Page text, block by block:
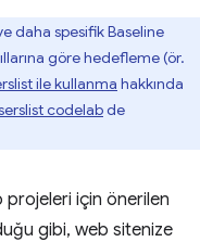
daha spesifik Baseline
göre hedefleme (ör.
ile kullanma hakkında
codelabde
projeleri için önerilen
gibi, web sitenize